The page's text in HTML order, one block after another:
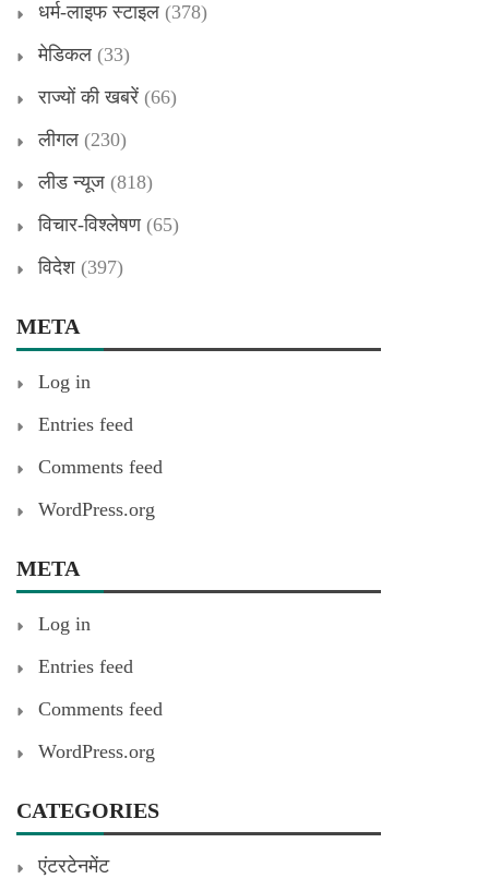
धर्म-लाइफ स्टाइल (378)
मेडिकल (33)
राज्यों की खबरें (66)
लीगल (230)
लीड न्यूज (818)
विचार-विश्लेषण(65)
विदेश (397)
META
Log in
Entries feed
Comments feed
WordPress.org
META
Log in
Entries feed
Comments feed
WordPress.org
CATEGORIES
एंटरटेनमेंट